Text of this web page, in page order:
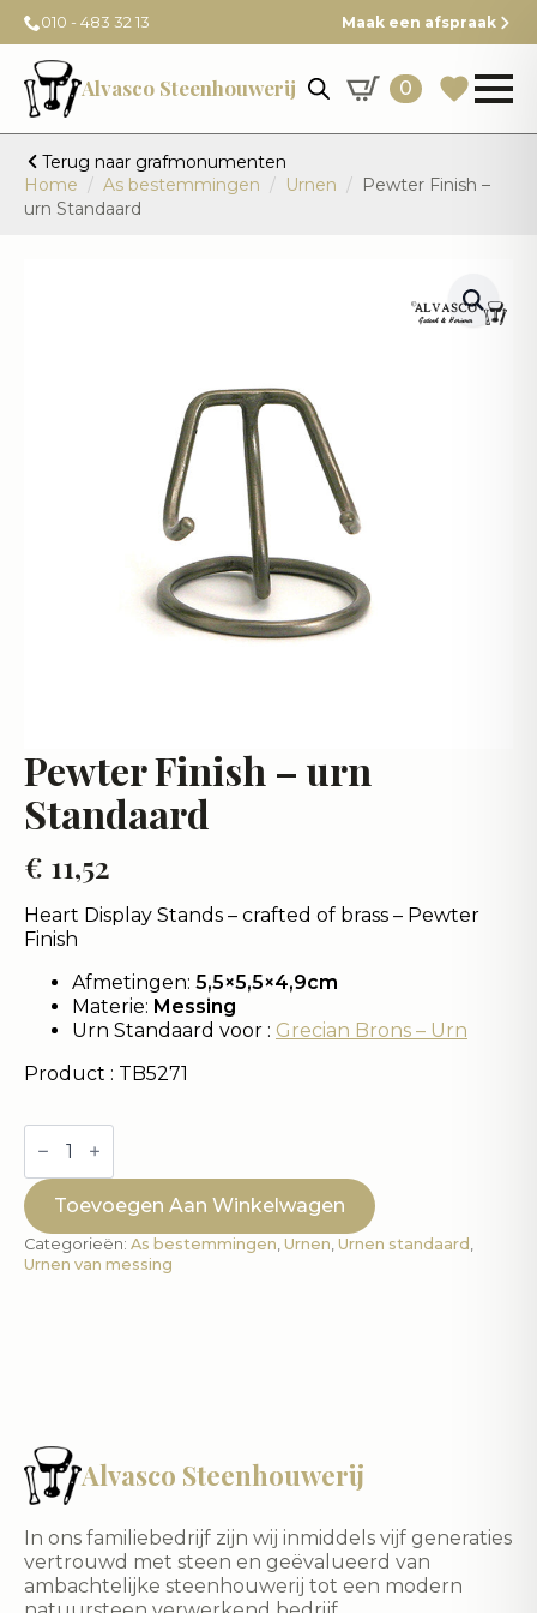
010 - 483 32 13 Maak een afspraak
Alvasco Steenhouwerij 0
Terug naar grafmonumenten
Home
As bestemmingen Urnen
Pewter Finish –
urn Standaard
Pewter Finish – urn
Standaard
€ 11,52
Heart Display Stands – crafted of brass – Pewter
Finish
Afmetingen: 5,5×5,5×4,9cm
Materie: Messing
Urn Standaard voor : Grecian Brons – Urn
Product : TB5271
Pewter
Finish
-
urn
Standaard
aantal
Toevoegen Aan Winkelwagen
Categorieën: As bestemmingen, Urnen, Urnen standaard ,
Urnen van messing
Alvasco Steenhouwerij
In ons familiebedrijf zijn wij inmiddels vijf generaties
vertrouwd met steen en geëvalueerd van
ambachtelijke steenhouwerij tot een modern